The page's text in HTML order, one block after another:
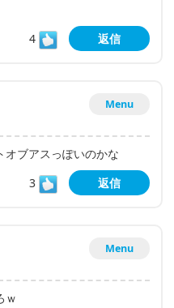
4
返信
Menu
オブアスっぽいのかな
3
返信
Menu
ｗ